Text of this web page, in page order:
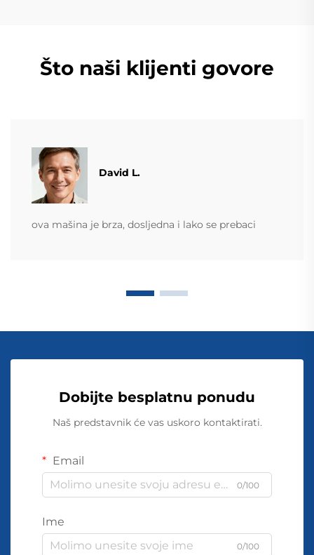
Što naši klijenti govore
David L.
ova mašina je brza, dosljedna i lako se prebaci
Dobijte besplatnu ponudu
Naš predstavnik će vas uskoro kontaktirati.
Email
0/100
Ime
0/100